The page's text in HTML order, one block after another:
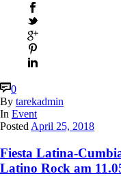
0
By tarekadmin
In Event
Posted April 25, 2018
Fiesta Latina-
Latino Rock am